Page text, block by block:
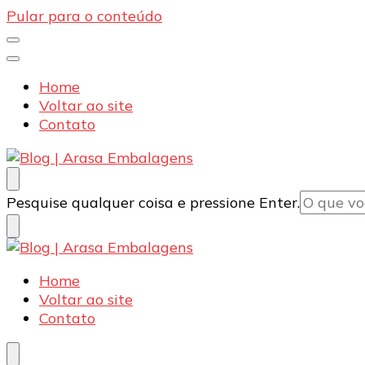
Pular para o conteúdo
Home
Voltar ao site
Contato
Blog | Arasa Embalagens
Confira conteúdos sobre embalagens para pizzas,
Procurando
algo?
Pesquise qualquer coisa e pressione Enter.
Blog | Arasa Embalagens
Confira conteúdos sobre embalagens para pizzas,
Home
Voltar ao site
Contato